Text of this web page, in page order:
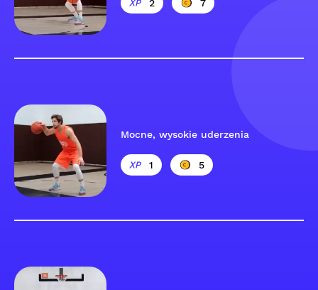
2 7
Mocne, wysokie uderzenia
1 5